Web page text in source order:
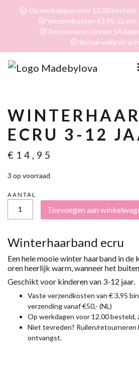
Op werkdagen voor 12.00 besteld,
Verzendkosten €3,95. Gratis
Retourneren binnen 14
Betaal veilig en
ECRU 3-12
€ 14,95
3 op voorraad
AANTAL
WINTERHAARBAND
ECRU
3-
AANTAL
Toevoegen aan
Winterhaarband ecru
Een hele mooie winter haarband in de
oren heerlijk warm, wanneer het
Geschikt voor kinderen van 3-12 jaar.
Vaste verzendkosten van € 3,95
verzending vanaf €50,- (NL)
Op werkdagen voor 12.00 besteld,
Niet tevreden? Ruilen/retourneren
ontvangst.